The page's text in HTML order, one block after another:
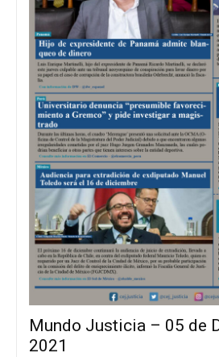
Mundo Justicia – 05 de
2021